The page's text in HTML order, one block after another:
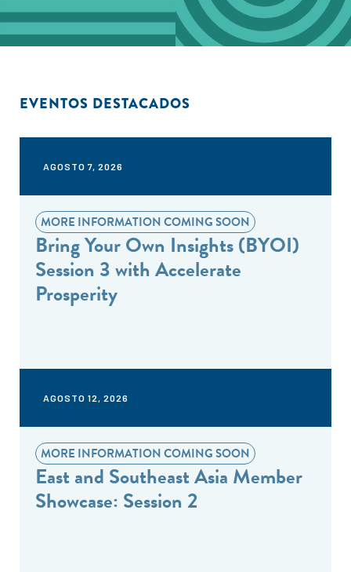
EVENTOS DESTACADOS
AGOSTO 7, 2026
MORE INFORMATION COMING SOON
Bring Your Own Insights (BYOI)
Session 3 with Accelerate
Prosperity
AGOSTO 12, 2026
MORE INFORMATION COMING SOON
East and Southeast Asia Member
Showcase: Session 2